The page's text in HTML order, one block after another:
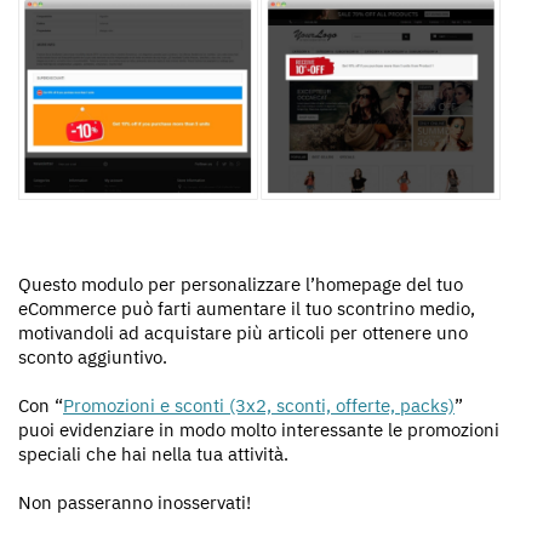
Questo modulo per personalizzare l’homepage del tuo
eCommerce può farti aumentare il tuo scontrino medio,
motivandoli ad acquistare più articoli per ottenere uno
sconto aggiuntivo.
Con “Promozioni e sconti (3x2, sconti, offerte, packs)”
puoi evidenziare in modo molto interessante le promozioni
speciali che hai nella tua attività.
Non passeranno inosservati!